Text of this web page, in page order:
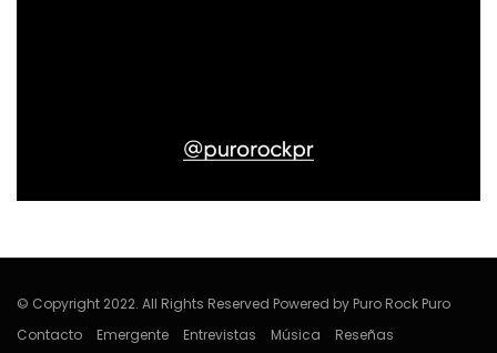
© Copyright 2022. All Rights Reserved Powered by Puro Rock Puro
Contacto
Emergente Entrevistas Música Reseñas